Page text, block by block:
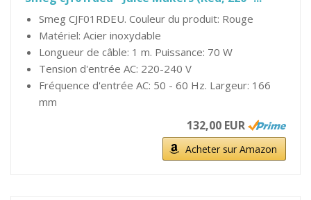
Smeg CJF01RDEU. Couleur du produit: Rouge
Matériel: Acier inoxydable
Longueur de câble: 1 m. Puissance: 70 W
Tension d'entrée AC: 220-240 V
Fréquence d'entrée AC: 50 - 60 Hz. Largeur: 166
mm
132,00 EUR
Acheter sur Amazon